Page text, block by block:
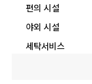
편의 시설
야외 시설
세탁서비스